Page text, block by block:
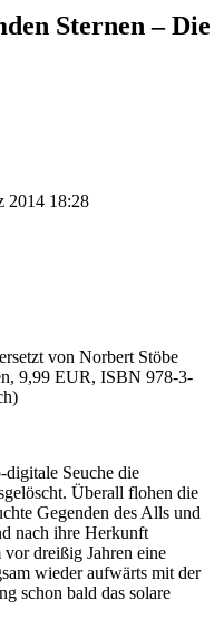
Sternen – Die
2014 18:28
von Norbert Stöbe
9,99 EUR, ISBN 978-3-
digitale Seuche die
Überall flohen die
Gegenden des Alls und
nach ihre Herkunft
vor dreißig Jahren eine
wieder aufwärts mit der
schon bald das solare